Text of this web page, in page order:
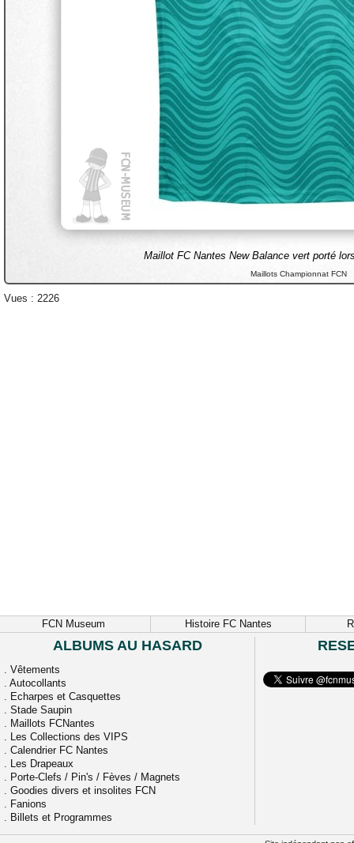
Maillot FC Nantes New Balance vert porté
Maillots Championnat FCN
Vues : 2226
FCN Museum Histoire FC Nantes
ALBUMS AU HASARD
. Vêtements
. Autocollants
. Echarpes et Casquettes
. Stade Saupin
. Maillots FCNantes
. Les Collections des VIPS
. Calendrier FC Nantes
. Les Drapeaux
. Porte-Clefs / Pin's / Fèves / Magnets
. Goodies divers et insolites FCN
. Fanions
. Billets et Programmes